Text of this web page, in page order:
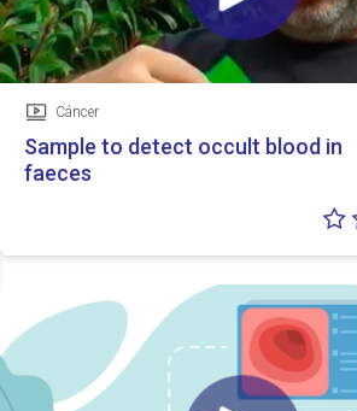
Vídeo
Cáncer
Sample to detect occult blood in
faeces